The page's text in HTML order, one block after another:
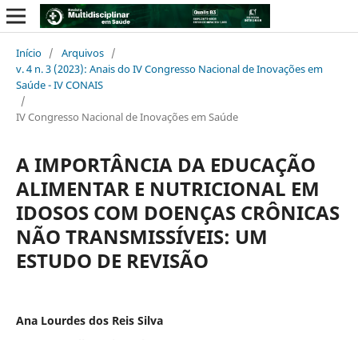
Início / Arquivos /
v. 4 n. 3 (2023): Anais do IV Congresso Nacional de Inovações em
Saúde - IV CONAIS
/
IV Congresso Nacional de Inovações em Saúde
A IMPORTÂNCIA DA EDUCAÇÃO
ALIMENTAR E NUTRICIONAL EM
IDOSOS COM DOENÇAS CRÔNICAS
NÃO TRANSMISSÍVEIS: UM
ESTUDO DE REVISÃO
Ana Lourdes dos Reis Silva